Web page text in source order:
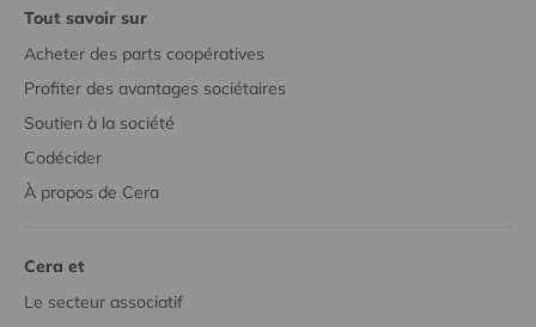
Tout savoir sur
Acheter des parts coopératives
Profiter des avantages sociétaires
Soutien à la société
Codécider
À propos de Cera
Cera et
Le secteur associatif